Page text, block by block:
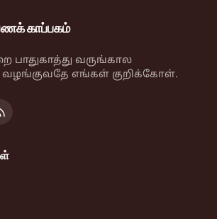
காப்பகம்
பாதுகாத்து வருங்கால
வழங்குவதே எங்கள் குறிக்கோள்.